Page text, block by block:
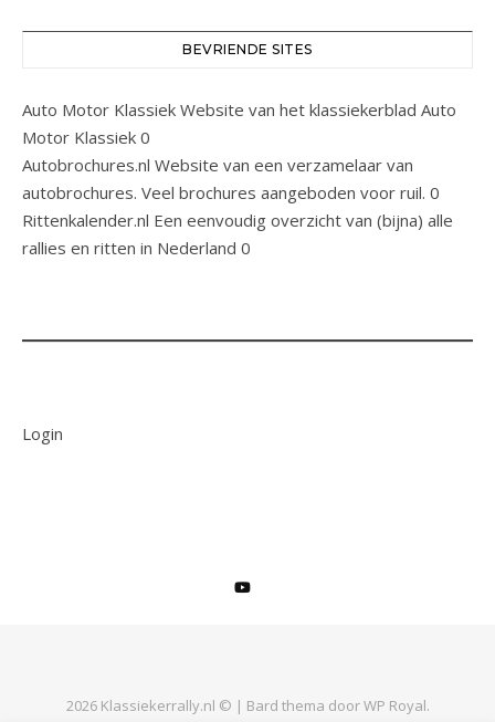
BEVRIENDE SITES
Auto Motor Klassiek Website van het klassiekerblad Auto
Motor Klassiek 0
Autobrochures.nl Website van een verzamelaar van
autobrochures. Veel brochures aangeboden voor ruil. 0
Rittenkalender.nl Een eenvoudig overzicht van (bijna) alle
rallies en ritten in Nederland 0
Login
2026 Klassiekerrally.nl © | Bard thema doorWP Royal.